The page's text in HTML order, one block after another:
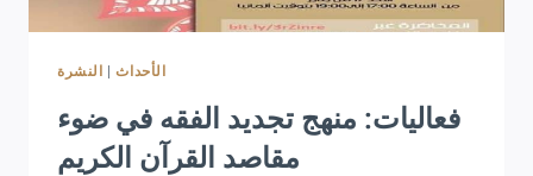
الأحداث| النشرة
فعاليات: منهج تجديد الفقه في ضوء
مقاصد القرآن الكريم